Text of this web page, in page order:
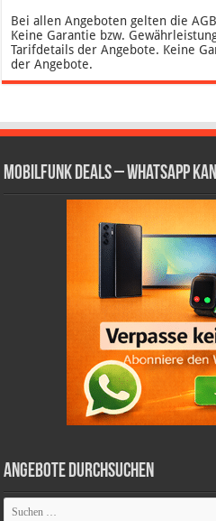
Bei allen Angeboten gelten die
Keine Garantie bzw.
Tarifdetails der Angebote. Keine
der Angebote.
Mobilfunk Deals – WhatsApp
Angebote durchsuchen